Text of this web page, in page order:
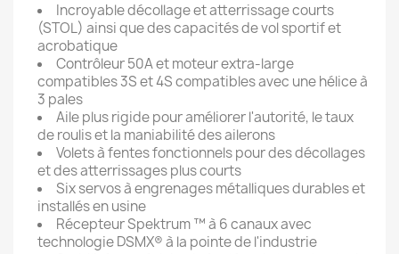
Incroyable décollage et atterrissage courts
(STOL) ainsi que des capacités de vol sportif et
acrobatique
Contrôleur 50A et moteur extra-large
compatibles 3S et 4S compatibles avec une hélice à
3 pales
Aile plus rigide pour améliorer l'autorité, le taux
de roulis et la maniabilité des ailerons
Volets à fentes fonctionnels pour des décollages
et des atterrissages plus courts
Six servos à engrenages métalliques durables et
installés en usine
Récepteur Spektrum ™ à 6 canaux avec
technologie DSMX® à la pointe de l'industrie